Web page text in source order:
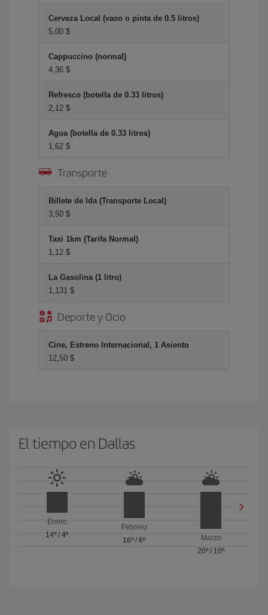
Cerveza Local (vaso o pinta de 0.5 litros)
5,00 $
Cappuccino (normal)
4,36 $
Refresco (botella de 0.33 litros)
2,12 $
Agua (botella de 0.33 litros)
1,62 $
Transporte
Billete de Ida (Transporte Local)
3,50 $
Taxi 1km (Tarifa Normal)
1,12 $
La Gasolina (1 litro)
1,131 $
Deporte y Ocio
Cine, Estreno Internacional, 1 Asiento
12,50 $
El tiempo en Dallas
Enero
14º/4º
Febrero
16º / 6º
Marzo
20º / 10º